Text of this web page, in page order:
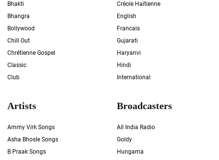
Bhakti
Bhangra
Bollywood
Chill Out
Chrétienne Gospel
Classic
Club
Créole Haïtienne
English
Francais
Gujarati
Haryanvi
Hindi
International
Artists
Ammy Virk Songs
Asha Bhosle Songs
B Praak Songs
Broadcasters
All India Radio
Goldy
Hungama